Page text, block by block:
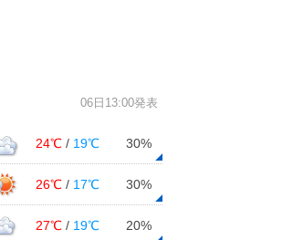
06日13:00発表
24℃ / 19℃ 30%
26℃ / 17℃ 30%
27℃ / 19℃ 20%